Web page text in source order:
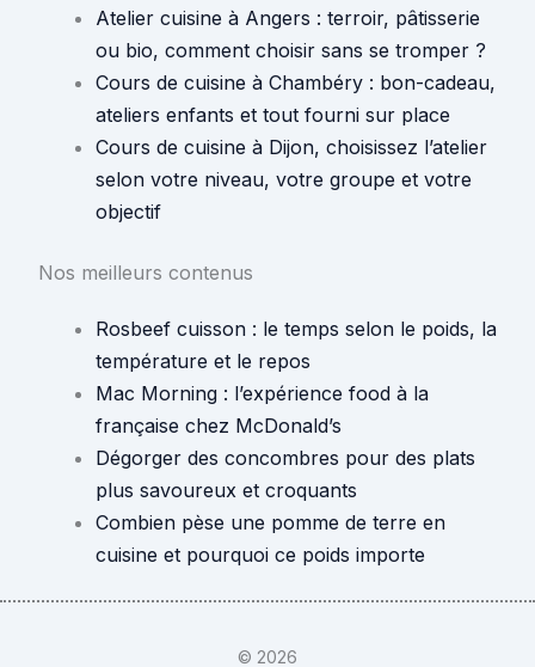
Atelier cuisine à Angers : terroir, pâtisserie
ou bio, comment choisir sans se tromper ?
Cours de cuisine à Chambéry : bon-cadeau,
ateliers enfants et tout fourni sur place
Cours de cuisine à Dijon, choisissez l’atelier
selon votre niveau, votre groupe et votre
objectif
Nos meilleurs contenus
Rosbeef cuisson : le temps selon le poids, la
température et le repos
Mac Morning : l’expérience food à la
française chez McDonald’s
Dégorger des concombres pour des plats
plus savoureux et croquants
Combien pèse une pomme de terre en
cuisine et pourquoi ce poids importe
© 2026